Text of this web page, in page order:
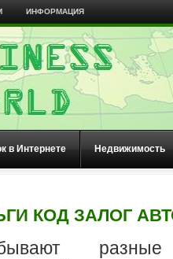
ИНФОРМАЦИЯ
в Интернете Недвижимость
КОД ЗАЛОГ
разные